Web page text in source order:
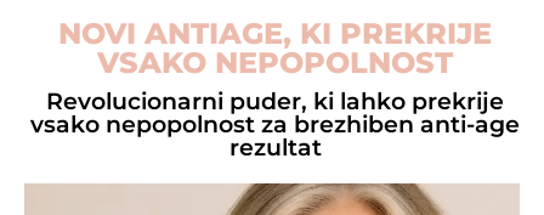
NOVI ANTIAGE, KI PREKRIJE
VSAKO NEPOPOLNOST
Revolucionarni puder, ki lahko prekrije
vsako nepopolnost za brezhiben anti-age
rezultat